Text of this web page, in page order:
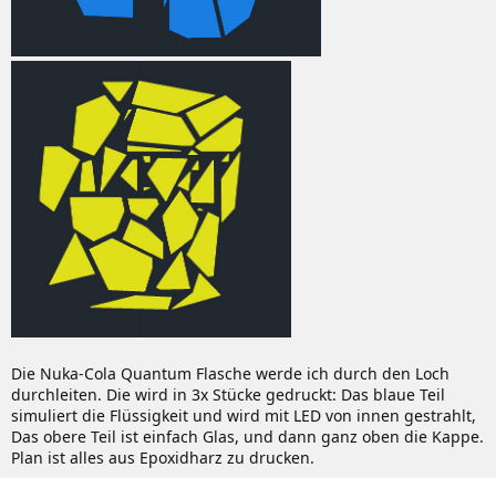
Die Nuka-Cola Quantum Flasche werde ich durch den Loch
durchleiten. Die wird in 3x Stücke gedruckt: Das blaue Teil
simuliert die Flüssigkeit und wird mit LED von innen gestrahlt,
Das obere Teil ist einfach Glas, und dann ganz oben die Kappe.
Plan ist alles aus Epoxidharz zu drucken.